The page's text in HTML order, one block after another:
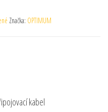
Značka: OPTIMUM
kabel